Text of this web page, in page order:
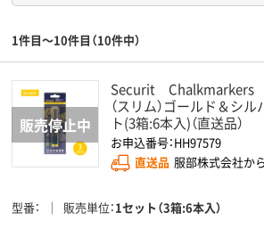
1件目～10件目（10件中）
Securit Chalkmarkers
（スリム）ゴールド＆シ
ト(3箱:6本入)（直送品）
お申込番号：HH97579
直送品 服部株式会社か
型番 販売単位 1セット（3箱:6本入）